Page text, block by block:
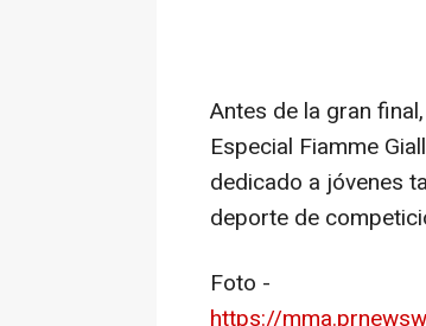
Antes de la gran
Especial Fiamme
dedicado a jóvenes
deporte de
Foto -
https://